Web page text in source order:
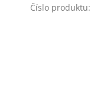
Číslo produktu: